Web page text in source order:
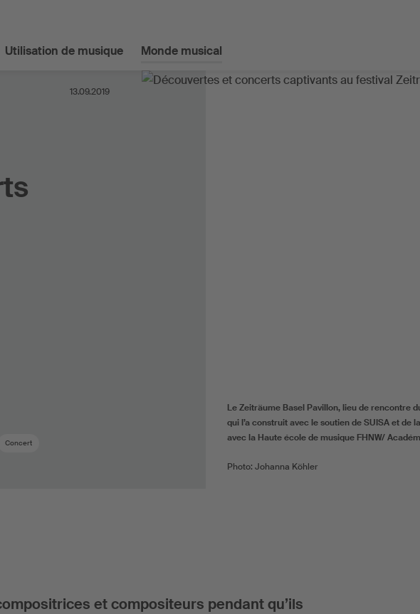
Utilisation de musique Monde musical
13.09.2019
Concert
Le Zeiträume Basel Pavillon, lieu de rencontre
qui l’a construit avec le soutien de SUISA et
avec la Haute école de musique FHNW/
Photo: Johanna Köhler
et compositeurs pendant qu’ils